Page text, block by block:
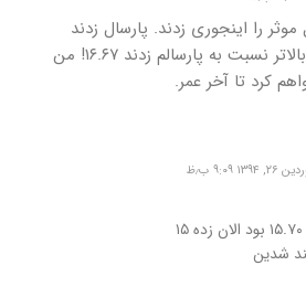
را اینجوری زدند. پارسال زدند
۱۷.۳۰ امسال با معدل بالاتر نسبت به پارسالم زدند ۱۶.۶۷! من
کرد تا آخر عمر.
۱۳۹۴ ۹:۰۹ ب٫ظ